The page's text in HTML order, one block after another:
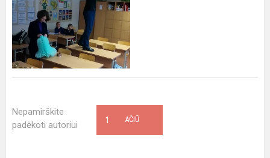
Nepamirškite
padėkoti autoriui
AČIŪ
1